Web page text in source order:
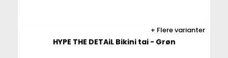
Flere varianter
HYPE THE DETAiL Bikini tai - Grøn